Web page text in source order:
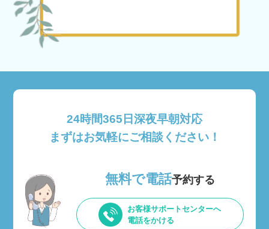
24時間365日深夜早朝対応
まずはお気軽にご相談ください！
無料で電話予約する
お客様サポートセンターへ
電話をかける